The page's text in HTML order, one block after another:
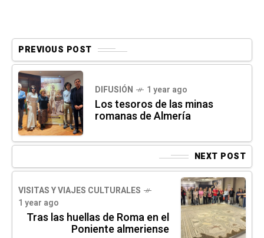
PREVIOUS POST
DIFUSIÓN 1 year ago
Los tesoros de las minas
romanas de Almería
NEXT POST
VISITAS Y VIAJES CULTURALES
1 year ago
Tras las huellas de Roma en el
Poniente almeriense